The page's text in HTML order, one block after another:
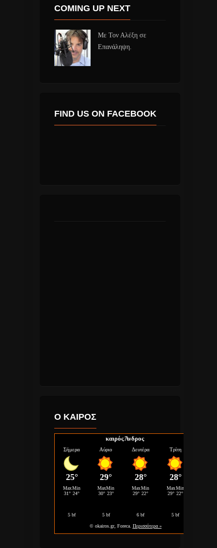
COMING UP NEXT
Με Τον Αλέξη σε
Επανάληψη.
FIND US ON FACEBOOK
Ο ΚΑΙΡΟΣ
καιρός Άνδρος